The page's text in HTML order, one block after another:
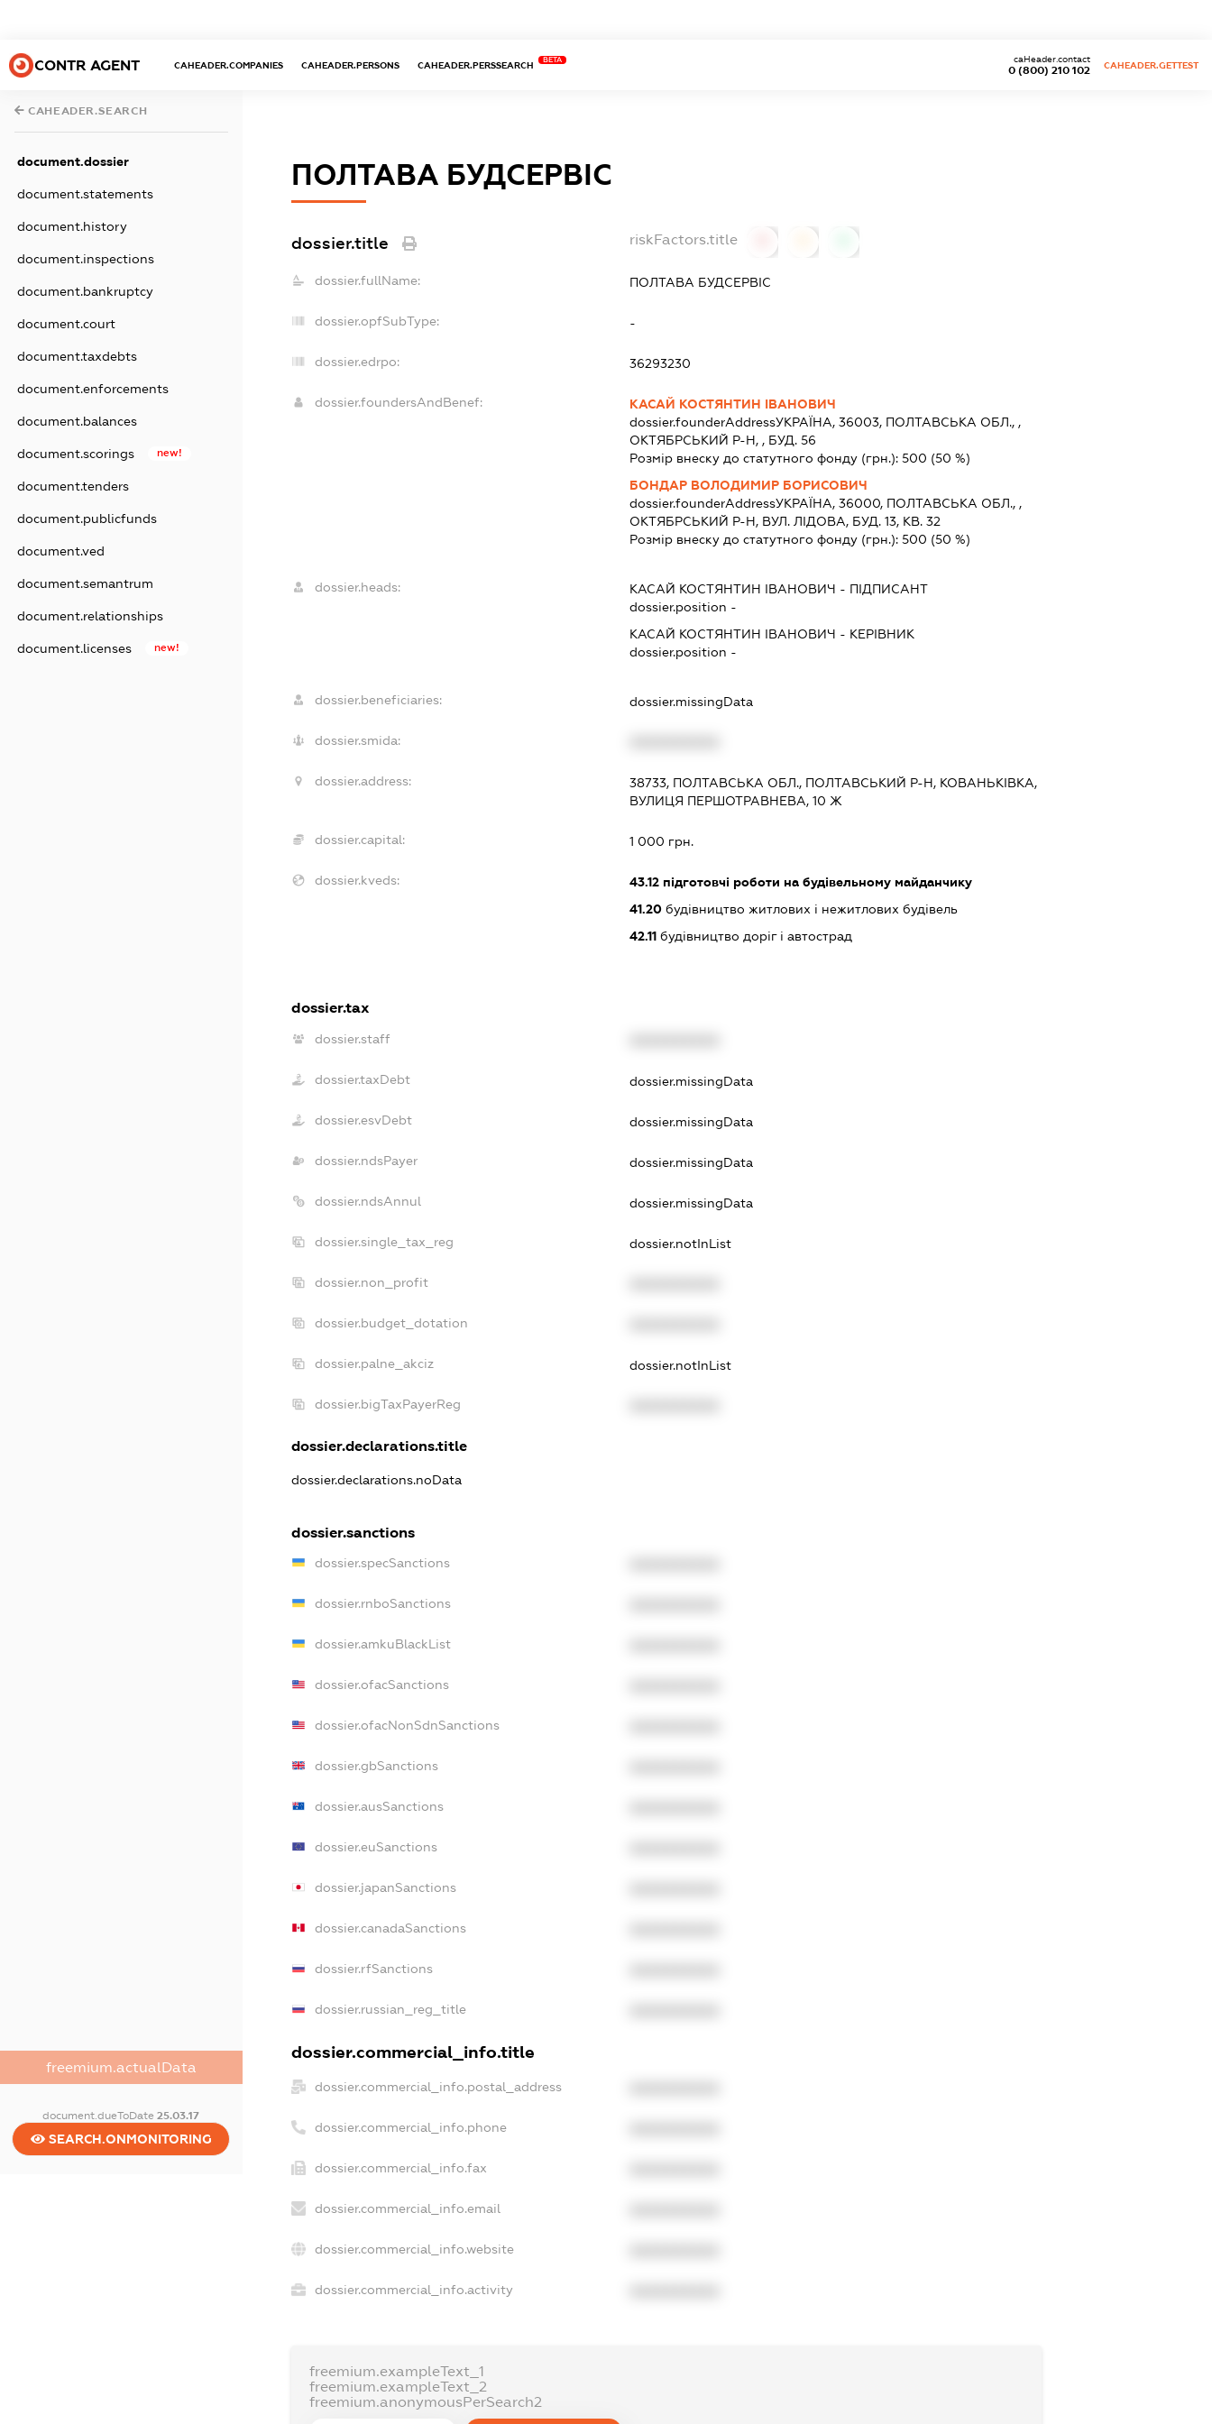
CONTR AGENT CAHEADER.COMPANIES CAHEADER.PERSONS CAHEADER.PERSSEARCH
BETA
0 (800) 210 102
caHeader.contact
CAHEADER.GETTEST
CAHEADER.SEARCH
document.dossier
document.statements
document.history
document.inspections
document.bankruptcy
document.court
document.taxdebts
document.enforcements
document.balances
document.scorings new!
document.tenders
document.publicfunds
document.ved
document.semantrum
document.relationships
document.licenses new!
freemium.actualData
document.dueToDate25.03.17
SEARCH.ONMONITORING
ПОЛТАВА БУДСЕРВІС
dossier.title riskFactors.title
dossier.fullName: ПОЛТАВА БУДСЕРВІС
dossier.opfSubType: -
dossier.edrpo: 36293230
dossier.foundersAndBenef:
КАСАЙ КОСТЯНТИН ІВАНОВИЧ
dossier.founderAddressУКРАЇНА, 36003, ПОЛТАВСЬКА ОБЛ., ,
ОКТЯБРСЬКИЙ Р-Н, , БУД. 56
Розмір внеску до статутного фонду (грн.): 500 (50 %)
БОНДАР ВОЛОДИМИР БОРИСОВИЧ
dossier.founderAddressУКРАЇНА, 36000, ПОЛТАВСЬКА ОБЛ., ,
ОКТЯБРСЬКИЙ Р-Н, ВУЛ. ЛІДОВА, БУД. 13, КВ. 32
Розмір внеску до статутного фонду (грн.): 500 (50 %)
dossier.heads: КАСАЙ КОСТЯНТИН ІВАНОВИЧ - ПІДПИСАНТ
dossier.position -
КАСАЙ КОСТЯНТИН ІВАНОВИЧ - КЕРІВНИК
dossier.position -
dossier.beneficiaries: dossier.missingData
dossier.smida:
dossier.address:
38733, ПОЛТАВСЬКА ОБЛ., ПОЛТАВСЬКИЙ Р-Н, КОВАНЬКІВКА,
ВУЛИЦЯ ПЕРШОТРАВНЕВА, 10 Ж
dossier.capital: 1 000 грн.
dossier.kveds: 43.12підготовчі роботи на будівельному майданчику
41.20будівництво житлових і нежитлових будівель
42.11будівництво доріг і автострад
dossier.tax
dossier.staff
dossier.taxDebt dossier.missingData
dossier.esvDebt dossier.missingData
dossier.ndsPayer dossier.missingData
dossier.ndsAnnul dossier.missingData
dossier.single_tax_reg dossier.notInList
dossier.non_profit
dossier.budget_dotation
dossier.palne_akciz dossier.notInList
dossier.bigTaxPayerReg
dossier.declarations.title
dossier.declarations.noData
dossier.sanctions
dossier.specSanctions
dossier.rnboSanctions
dossier.amkuBlackList
dossier.ofacSanctions
dossier.ofacNonSdnSanctions
dossier.gbSanctions
dossier.ausSanctions
dossier.euSanctions
dossier.japanSanctions
dossier.canadaSanctions
dossier.rfSanctions
dossier.russian_reg_title
dossier.commercial_info.title
dossier.commercial_info.postal_address
dossier.commercial_info.phone
dossier.commercial_info.fax
dossier.commercial_info.email
dossier.commercial_info.website
dossier.commercial_info.activity
freemium.exampleText_1
freemium.exampleText_2
freemium.anonymousPerSearch2